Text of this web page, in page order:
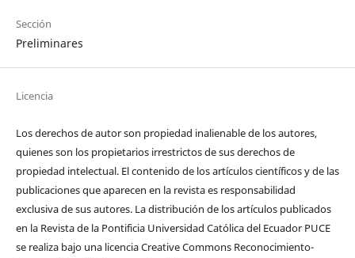
Sección
Preliminares
Licencia
Los derechos de autor son propiedad inalienable de los autores,
quienes son los propietarios irrestrictos de sus derechos de
propiedad intelectual. El contenido de los artículos científicos y de las
publicaciones que aparecen en la revista es responsabilidad
exclusiva de sus autores. La distribución de los artí­culos publicados
en la Revista de la Pontificia Universidad Católica del Ecuador PUCE
se realiza bajo una licencia Creative Commons Reconocimiento-